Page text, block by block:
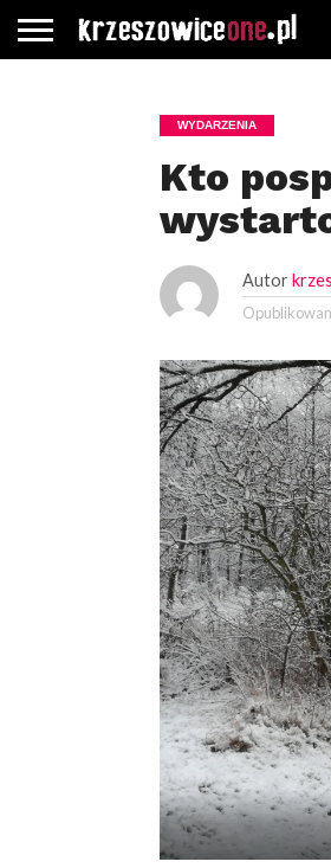
WYDARZENIA
Kto
Autor